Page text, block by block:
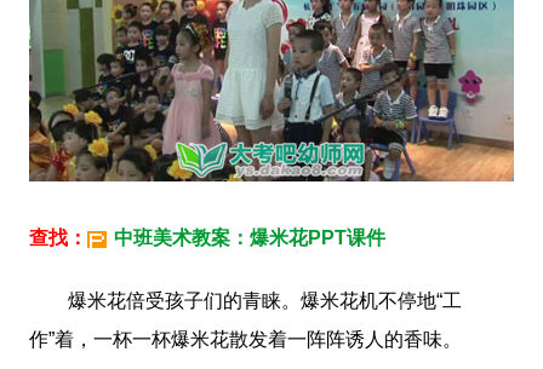
查找： 中班美术教案：爆米花PPT课件
爆米花倍受孩子们的青睐。爆米花机不停地“工
作”着，一杯一杯爆米花散发着一阵阵诱人的香味。